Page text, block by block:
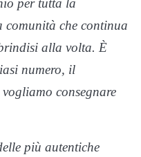
per tutta la
che continua
alla volta. È
numero, il
consegnare
più autentiche